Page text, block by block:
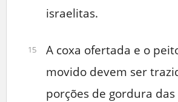
israelitas.
15
A coxa ofertada e o
movido devem ser
porções de gordura